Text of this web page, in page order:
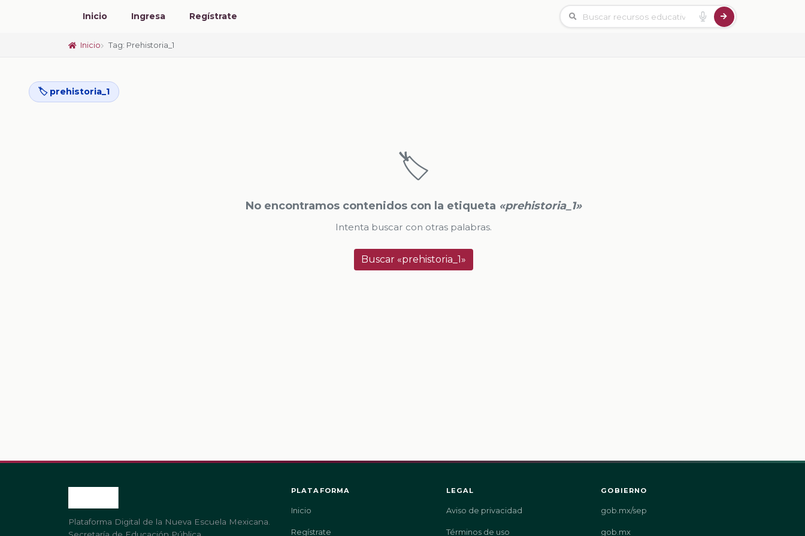
Inicio Ingresa Regístrate
Inicio Tag: Prehistoria_1
🏷️ prehistoria_1
🏷️
No encontramos contenidos con la etiqueta «prehistoria_1»
Intenta buscar con otras palabras.
Buscar «prehistoria_1»
Plataforma Digital de la Nueva Escuela Mexicana.
PLATAFORMA
Inicio
Regístrate
LEGAL
Aviso de privacidad
Términos de uso
GOBIERNO
gob.mx/sep
gob.mx